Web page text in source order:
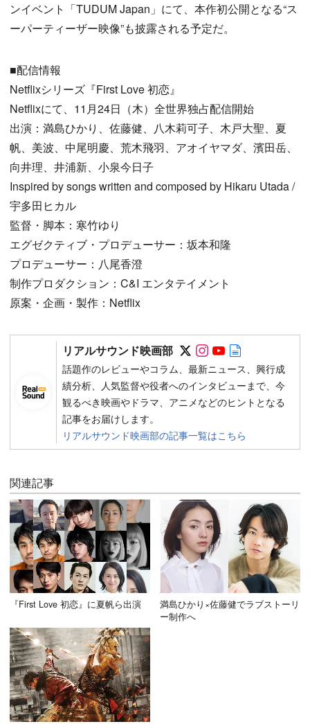
ンイベント「TUDUM Japan」にて、本作初公開となる“ス
ーパーティーザー映像”も披露される予定だ。
■配信情報
Netflixシリーズ『First Love 初恋』
Netflixにて、11月24日（木）全世界独占配信開始
出演：満島ひかり、佐藤健、八木莉可子、木戸大聖、夏
帆、美波、中尾明慶、荒木飛羽、アオイヤマダ、濱田岳、
向井理、井浦新、小泉今日子
Inspired by songs written and composed by Hikaru Utada /
宇多田ヒカル
監督・脚本：寒竹ゆり
エグゼクティブ・プロデューサー：坂本和隆
プロデューサー：八尾香澄
制作プロダクション：C&I エンタテイメント
原案・企画・製作：Netflix
リアルサウンド映画部 Follow on SNS
Follow on SNS
Follow on
話題作のレビューやコラム、最新ニュース、興行成
績分析、人気監督や役者へのインタビューまで、今
観るべき映画やドラマ、アニメなどのヒントとなる
記事をお届けします。
リアルサウンド映画部の記事一覧はこちら
関連記事
『First Love 初恋』に夏帆ら出演
満島ひかり×佐藤健でラブストーリ
ー制作へ